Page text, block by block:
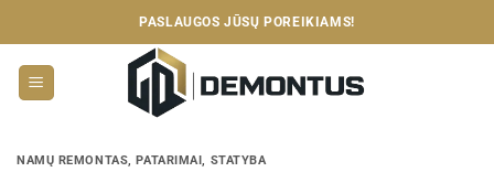
to
content
PASLAUGOS JŪSŲ POREIKIAMS!
NAMŲ REMONTAS,PATARIMAI, STATYBA